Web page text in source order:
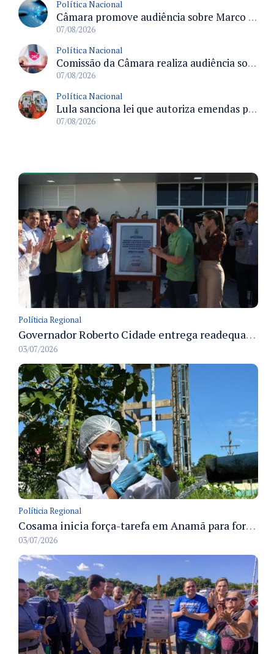
Política Nacional
Câmara promove audiência sobre Marco de Fomento à Economia Digital e impactos da inteligência artificial
07/08/2026
Política Nacional
Comissão da Câmara realiza audiência sobre apostas online para medir o tamanho do mercado ilegal
07/08/2026
Política Nacional
Lula sanciona lei que autoriza emendas parlamentares para atendimento pré-hospitalar pelos bombeiros
07/08/2026
Políticia Regional
Governador Roberto Cidade entrega readequação do ambulatório da FCecon e amplia capacidade de atendimento oncológico em Manaus
03/07/2026
Políticia Regional
Cosama inicia força-tarefa em Anamã para fortalecer abastecimento de água e segurança hídrica da população
03/07/2026